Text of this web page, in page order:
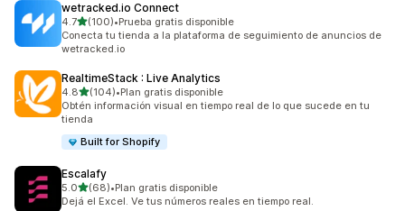
wetracked.io Connect
4.7de 5 estrellas
(100)
100 reseñas en total
•Prueba gratis disponible
Conecta tu tienda a la plataforma de seguimiento de anuncios de
wetracked.io
RealtimeStack : Live Analytics
4.8de 5 estrellas
(104)
104 reseñas en total
•Plan gratis disponible
Obtén información visual en tiempo real de lo que sucede en tu
tienda
Built for Shopify
Escalafy
5.0de 5 estrellas
(68)
68 reseñas en total
•Plan gratis disponible
Dejá el Excel. Ve tus números reales en tiempo real.